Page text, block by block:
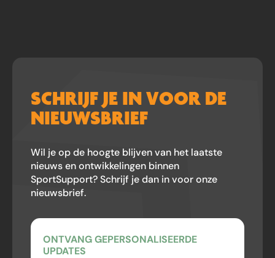
SCHRIJF JE IN VOOR DE
NIEUWSBRIEF
Wil je op de hoogte blijven van het laatste
nieuws en ontwikkelingen binnen
SportSupport? Schrijf je dan in voor onze
nieuwsbrief.
ONTVANG GEPERSONALISEERDE
UPDATES